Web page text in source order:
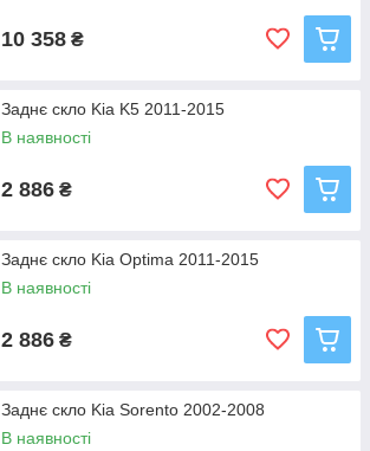
10 358 ₴
Заднє скло Kia K5 2011-2015
В наявності
2 886 ₴
Заднє скло Kia Optima 2011-2015
В наявності
2 886 ₴
Заднє скло Kia Sorento 2002-2008
В наявності